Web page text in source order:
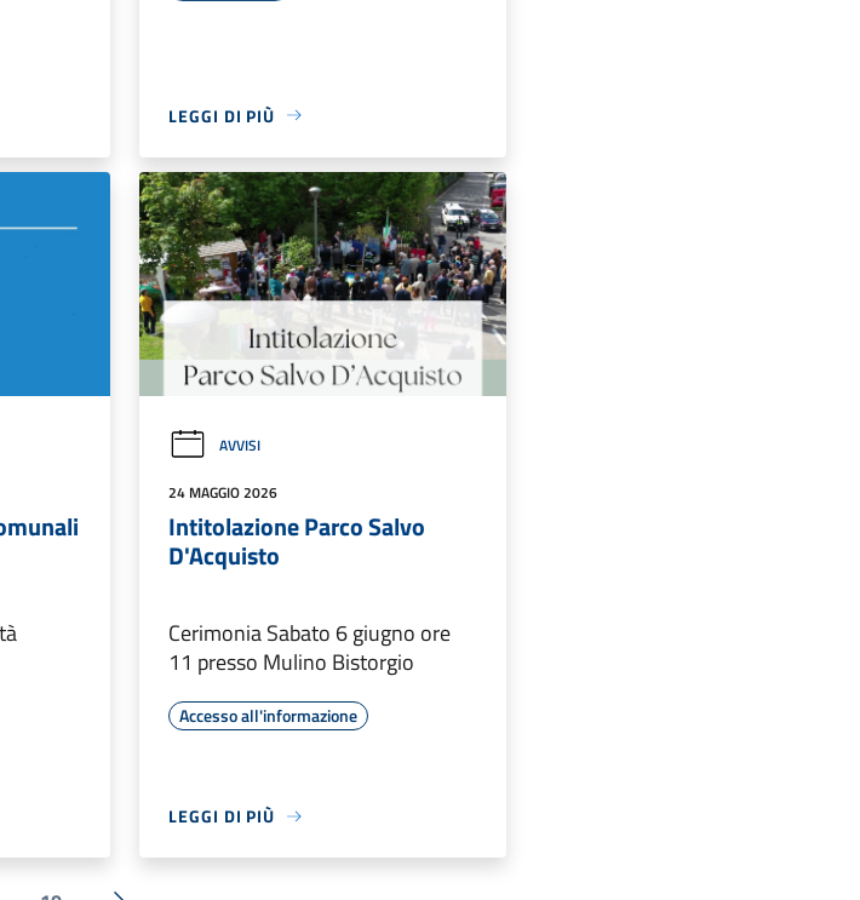
LEGGI DI PIÙ
AVVISI
24 MAGGIO 2026
Intitolazione Parco Salvo
D'Acquisto
Cerimonia Sabato 6 giugno ore
11 presso Mulino Bistorgio
Accesso all'informazione
LEGGI DI PIÙ